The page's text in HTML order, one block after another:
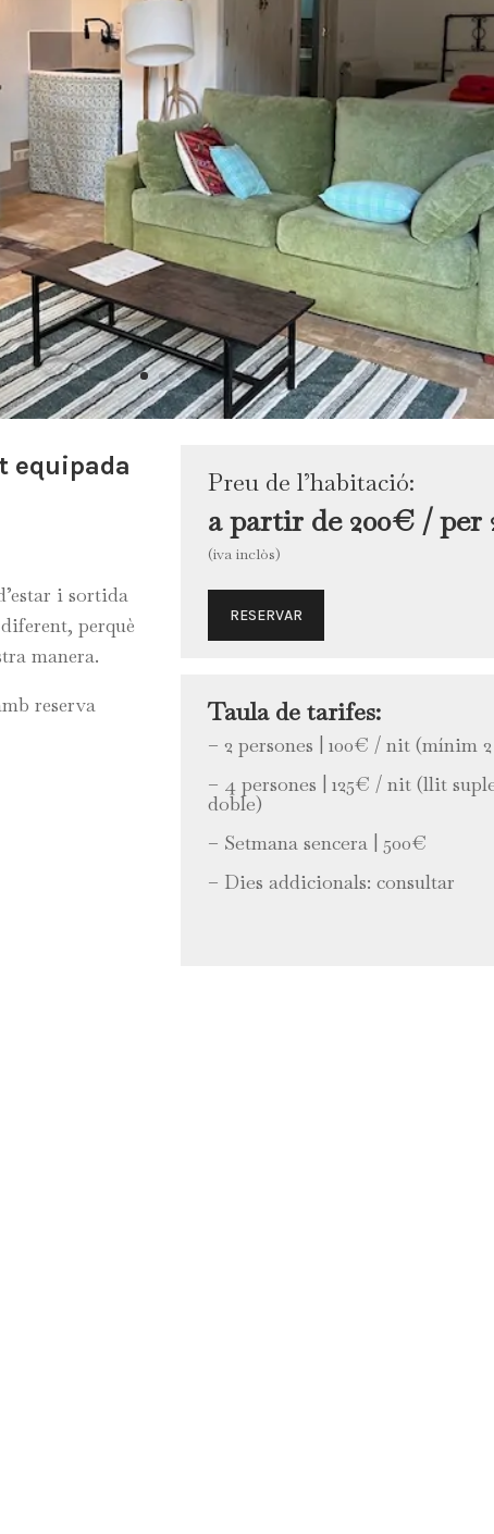
equipada
i sortida
perquè
manera.
reserva
Preu de l’habitació:
a partir de 200€ / per
(iva inclòs)
RESERVAR
Taula de tarifes:
– 2 persones | 100€ / nit (mínim
– 4 persones | 125€ / nit (llit
doble)
– Setmana sencera | 500€
– Dies addicionals: consultar